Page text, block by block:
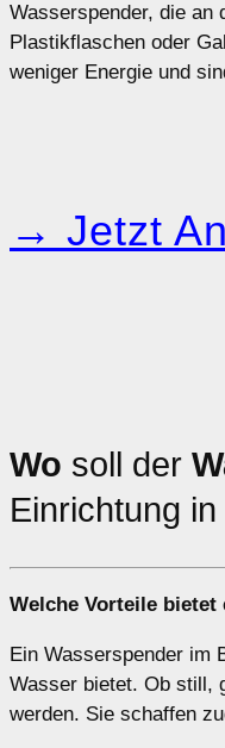
Wasserspender, die an
Plastikflaschen oder
weniger Energie und
→ Jetzt
Wo soll der
Einrichtung
Welche Vorteile bietet
Ein Wasserspender im
Wasser bietet. Ob still,
werden. Sie schaffen